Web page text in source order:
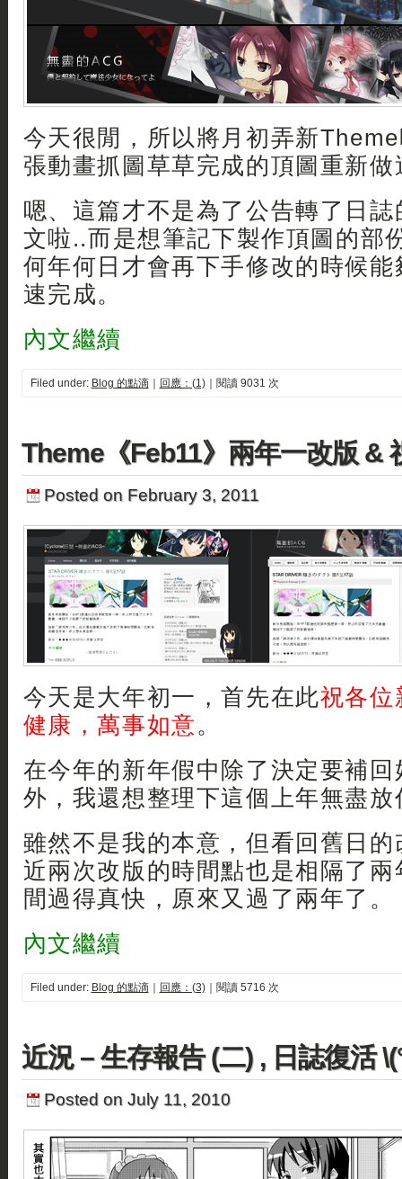
今天很閒，所以將月初弄新
張動畫抓圖草草完成的頂圖重新做
嗯、這篇才不是為了公告轉了日
文啦..而是想筆記下製作頂圖的部
何年何日才會再下手修改的時候
速完成。
內文繼續
Filed under: Blog 的點滴｜ 回應：(1)｜閱讀 9031 次
Theme《Feb11》兩年一改版 &
Posted on February 3, 2011
今天是大年初一，首先在此祝各位
健康，萬事如意 。
在今年的新年假中除了決定要補
外，我還想整理下這個上年無盡
雖然不是我的本意，但看回舊日
近兩次改版的時間點也是相隔了
間過得真快，原來又過了兩年了。
內文繼續
Filed under: Blog 的點滴｜ 回應：(3)｜閱讀 5716 次
近況 – 生存報告 (二) , 日誌復活
Posted on July 11, 2010